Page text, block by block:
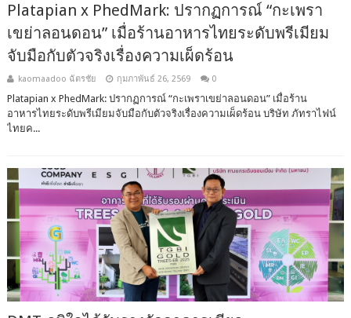
Platapian x PhedMark: ปรากฏการณ์ “กะเพรา
เขย่าลอนดอน” เมื่อร้านอาหารไทยระดับพรีเมียม
จับมือกับตัวจริงเรื่องความเผ็ดร้อน
kaomaadoo ฉัตรชัย กุมภาพันธ์ 26, 2569 0
Platapian x PhedMark: ปรากฏการณ์ “กะเพราเขย่าลอนดอน” เมื่อร้าน
อาหารไทยระดับพรีเมียมจับมือกับตัวจริงเรื่องความเผ็ดร้อน บริษัท ภัทราไฟน์
ไทยค...